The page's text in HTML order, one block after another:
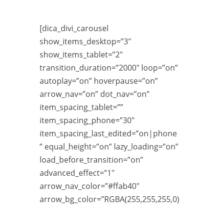
[dica_divi_carousel
show_items_desktop=”3″
show_items_tablet=”2″
transition_duration=”2000″ loop=”on”
autoplay=”on” hoverpause=”on”
arrow_nav=”on” dot_nav=”on”
item_spacing_tablet=””
item_spacing_phone=”30″
item_spacing_last_edited=”on|phone
” equal_height=”on” lazy_loading=”on”
load_before_transition=”on”
advanced_effect=”1″
arrow_nav_color=”#ffab40″
arrow_bg_color=”RGBA(255,255,255,0)